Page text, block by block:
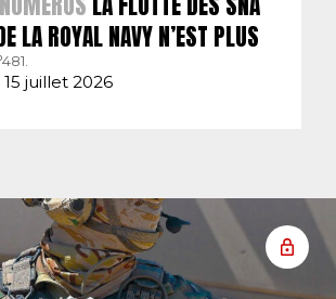
LA ROYAL NAVY N’EST PLUS
juillet 2026